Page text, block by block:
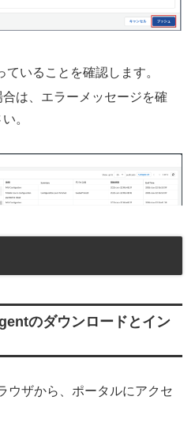
いることを確認します。
は、エラーメッセージを確
。
のダウンロードとイン
ウザから、ポータルにアクセ